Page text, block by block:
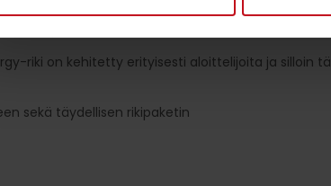
seller ja ehdoton suosituksemme ensimmäiseksi
riki on kehitetty erityisesti aloittelijoita ja silloin
sekä täydellisen rikipaketin